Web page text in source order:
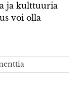
ja kulttuuria
voi olla